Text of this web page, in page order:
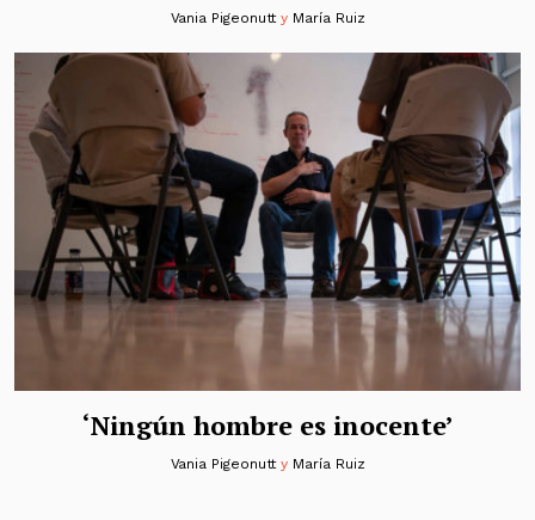
Vania Pigeonutty María Ruiz
‘Ningún hombre es inocente’
Vania Pigeonutty María Ruiz